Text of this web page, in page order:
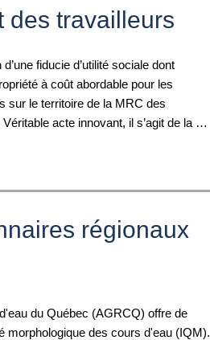
des travailleurs
fiducie d’utilité sociale dont
à coût abordable pour les
sur le territoire de la MRC des
acte innovant, il s’agit de la …
régionaux
du Québec (AGRCQ) offre de
morphologique des cours d'eau (IQM).